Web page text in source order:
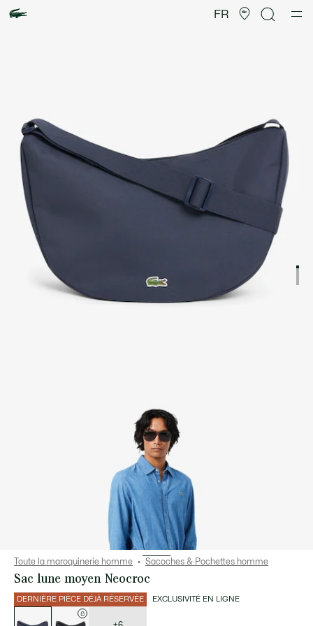
FR
d’images
produit
Toute la maroquinerie homme Sacoches & Pochettes homme
Sac lune moyen Neocroc
DERNIÈRE PIÈCE DÉJÀ RÉSERVÉE EXCLUSIVITÉ EN LIGNE
déclinaisons